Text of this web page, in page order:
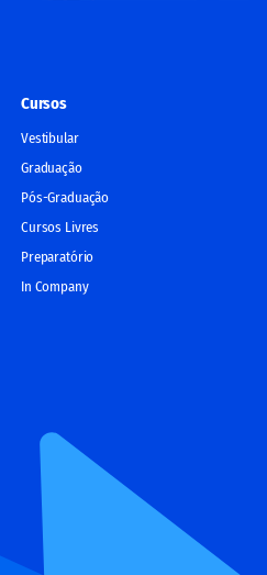
Cursos
Vestibular
Graduação
Pós-Graduação
Cursos Livres
Preparatório
In Company